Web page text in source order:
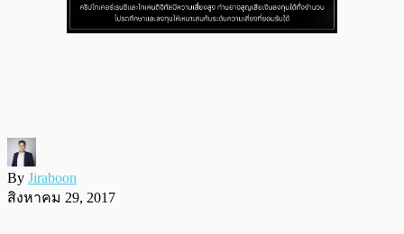
By Jiraboon
สิงหาคม 29, 2017